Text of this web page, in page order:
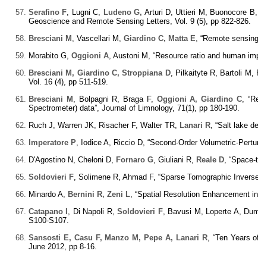
Serafino F , Lugni C, Ludeno G, Arturi D, Uttieri M, Buonocore
Geoscience and Remote Sensing Letters, Vol. 9 (5), pp 822-826.
Bresciani M
, Vascellari M, Giardino C, Matta E , “Remote
Morabito G, Oggioni A , Austoni M, “Resource ratio and human
Bresciani M, Giardino C, Stroppiana D, Pilkaityte R, Bartoli M,
Vol. 16 (4), pp 511-519.
Bresciani M
, Bolpagni R, Braga F, Oggioni A, Giardino C,
Spectrometer) data”, Journal of Limnology, 71(1), pp 180-190.
Ruch J, Warren JK, Risacher F, Walter TR,
Lanari R , “Salt lake
Imperatore P , Iodice A, Riccio D, “Second-Order Volumetric-
D'Agostino N, Cheloni D,
Fornaro G , Giuliani R, Reale D ,
Soldovieri F , Solimene R, Ahmad F, “Sparse Tomographic
Minardo A,
Bernini R, Zeni L , “Spatial Resolution
Catapano I
, Di Napoli R,Soldovieri F, Bavusi M, Loperte A,
S100-S107.
Sansosti E, Casu F, Manzo M, Pepe A, Lanari R, “Ten Years
June 2012, pp 8-16.